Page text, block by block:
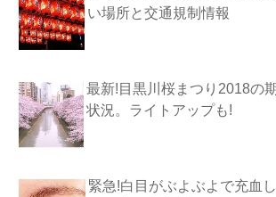
い場所と交通規制情報
最新!目黒川桜まつり2018の
状況。ライトアップも!
緊急!白目がぶよぶよで充血